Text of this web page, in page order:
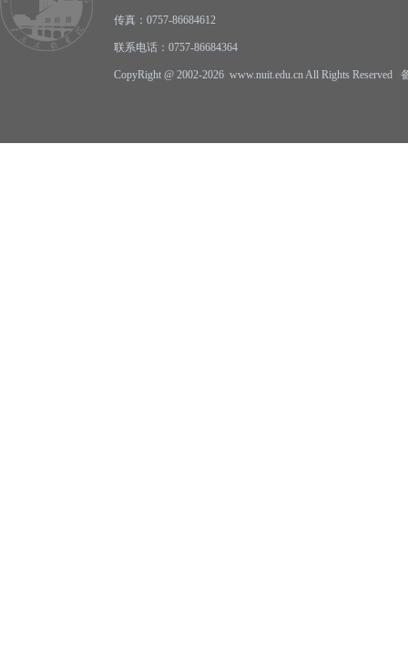
传真：0757-86684612
联系电话：0757-86684364
CopyRight @ 2002-2026 www.nuit.edu.cn All Rights Reserved